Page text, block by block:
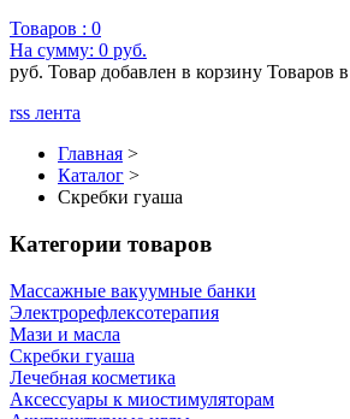
Товаров : 0
На сумму: 0 руб.
руб. Товар добавлен в корзину Товаров
rss лента
Главная >
Каталог >
Скребки гуаша
Категории товаров
Массажные вакуумные банки
Электрорефлексотерапия
Мази и масла
Скребки гуаша
Лечебная косметика
Аксессуары к миостимуляторам